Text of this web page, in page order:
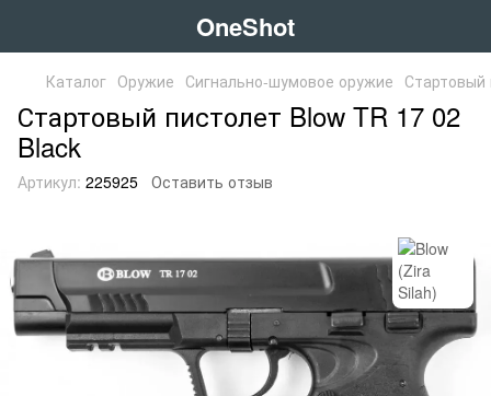
OneShot
Каталог Оружие Сигнально-шумовое оружие Стартовый
Стартовый пистолет Blow TR 17 02
Black
Артикул: 225925 Оставить отзыв